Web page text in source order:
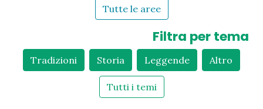
Tutte le aree
Filtra per tema
Tradizioni Storia Leggende Altro
Tutti i temi